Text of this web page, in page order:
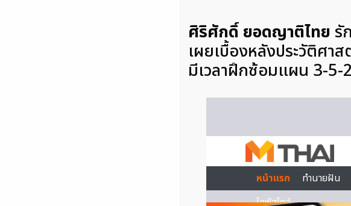
ศิริศักดิ์ ยอดญาติไทย รั
เผยเบื้องหลังประวัติศา
มีเวลาฝึกซ้อมแผน 3-5-